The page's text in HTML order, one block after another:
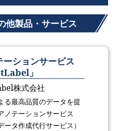
他製品・サービス
ーションサービス
」
株式会社
る最高品質のデータを提
ノテーションサービス
ータ作成代行サービス）